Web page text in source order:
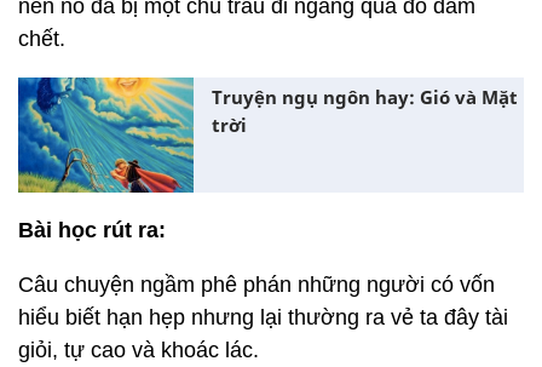
nên nó đã bị một chú trâu đi ngang qua đó dẫm
chết.
Truyện ngụ ngôn hay: Gió và Mặt
trời
Bài học rút ra:
Câu chuyện ngầm phê phán những người có vốn
hiểu biết hạn hẹp nhưng lại thường ra vẻ ta đây tài
giỏi, tự cao và khoác lác.